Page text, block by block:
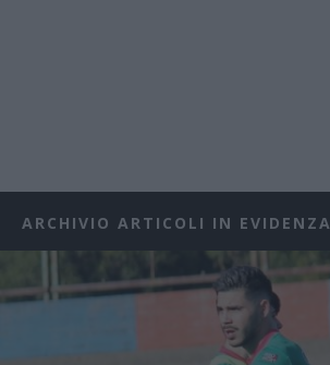
ARCHIVIO ARTICOLI IN EVIDENZA